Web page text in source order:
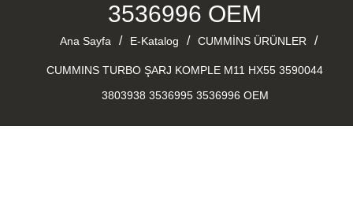
3536996 OEM
Ana Sayfa / E-Katalog / CUMMİNS ÜRÜNLER /
CUMMINS TURBO ŞARJ KOMPLE M11 HX55 3590044
3803938 3536995 3536996 OEM